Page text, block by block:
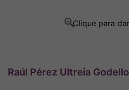
Raúl Pérez Ultreia Godello